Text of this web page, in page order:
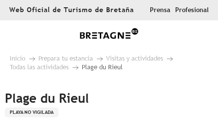
AllerWeb Oficial de Turismo de Bretaña Prensa Profesional
Inicio Prepara tu estancia
Visitas y actividades
Todas las actividades
Plage du Rieul
Plage du Rieul
PLAYA NO VIGILADA